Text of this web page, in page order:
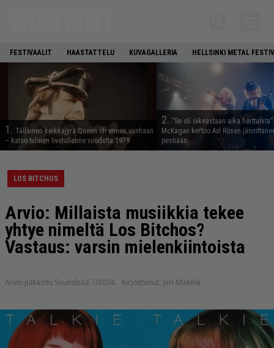
FESTIVAALIT HAASTATTELU KUVAGALLERIA HELLSINKI METAL
1. Tällainen keikkajyrä Queen oli ennen vanhaan
– katso tulinen livetallenne vuodelta 1979
2. ”Se oli oikeastaan aika
McKagan kertoo Axl Rosen
pestiään
LOS BITCHOS
Arvio: Millaista musiikkia tekee
yhtye nimeltä Los Bitchos?
Vastaus: varsin mielenkiintoista
Arvio julkaistu Soundissa 7/2024. Kirjoittanut: Jari Mäkelä.